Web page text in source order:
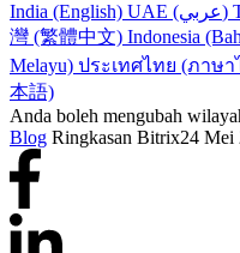
India (English)
UAE (عربي)
灣 (繁體中文) Indonesia
Melayu) ประเทศไทย (ภาษา
本語)
Anda boleh mengubah
Blog Ringkasan Bitrix24 Mei